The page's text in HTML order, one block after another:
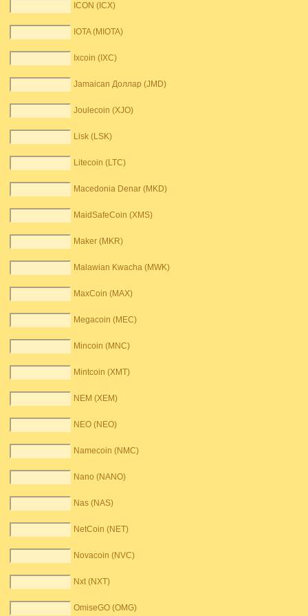
ICON (ICX)
IOTA (MIOTA)
Ixcoin (IXC)
Jamaican Доллар (JMD)
Joulecoin (XJO)
Lisk (LSK)
Litecoin (LTC)
Macedonia Denar (MKD)
MaidSafeCoin (XMS)
Maker (MKR)
Malawian Kwacha (MWK)
MaxCoin (MAX)
Megacoin (MEC)
Mincoin (MNC)
Mintcoin (XMT)
NEM (XEM)
NEO (NEO)
Namecoin (NMC)
Nano (NANO)
Nas (NAS)
NetCoin (NET)
Novacoin (NVC)
Nxt (NXT)
OmiseGO (OMG)